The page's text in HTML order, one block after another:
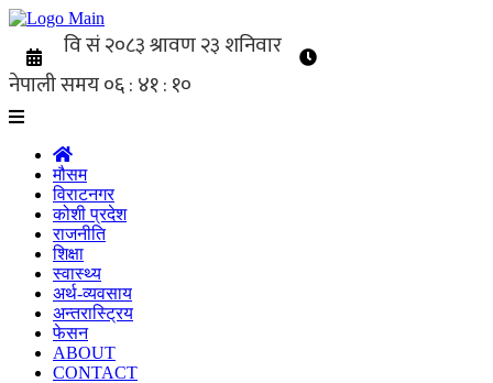
मौसम
विराटनगर
कोशी प्रदेश
राजनीति
शिक्षा
स्वास्थ्य
अर्थ-व्यवसाय
अन्तरास्ट्रिय
फेसन
ABOUT
CONTACT